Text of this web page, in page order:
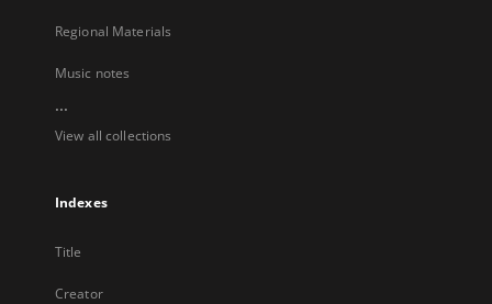
Regional Materials
Music notes
...
View all collections
Indexes
Title
Creator